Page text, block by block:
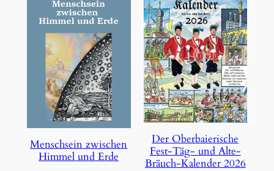
Menschsein zwischen
Himmel und Erde
Der Oberbaierische
Fest-Täg- und Alte-
Bräuch-Kalender 2026